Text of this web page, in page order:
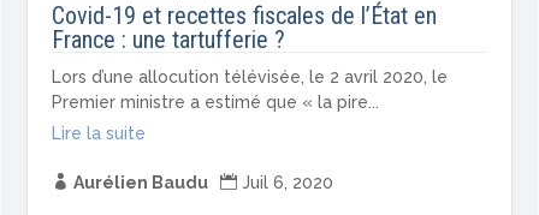
Covid-19 et recettes fiscales de l’État en
France : une tartufferie ?
Lors d’une allocution télévisée, le 2 avril 2020, le
Premier ministre a estimé que « la pire...
Lire la suite
 Aurélien Baudu  Juil 6, 2020